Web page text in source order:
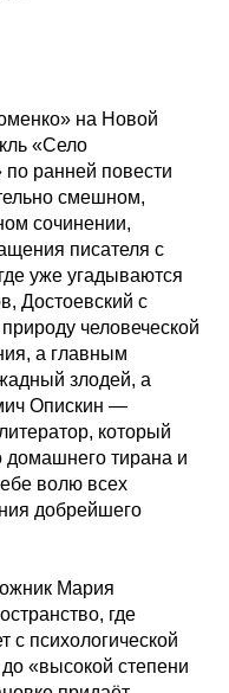
на Новой
«Село
по ранней повести
смешном,
сочинении,
писателя с
уже угадываются
Достоевский с
человеческой
а главным
злодей, а
Опискин —
который
домашнего тирана и
волю всех
добрейшего
Мария
где
с психологической
«высокой степени